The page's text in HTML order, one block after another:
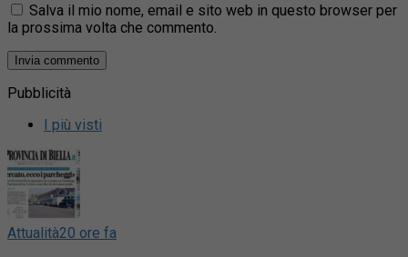
Salva il mio nome, email e sito web in questo browser per
la prossima volta che commento.
Pubblicità
I più visti
Attualità20 ore fa